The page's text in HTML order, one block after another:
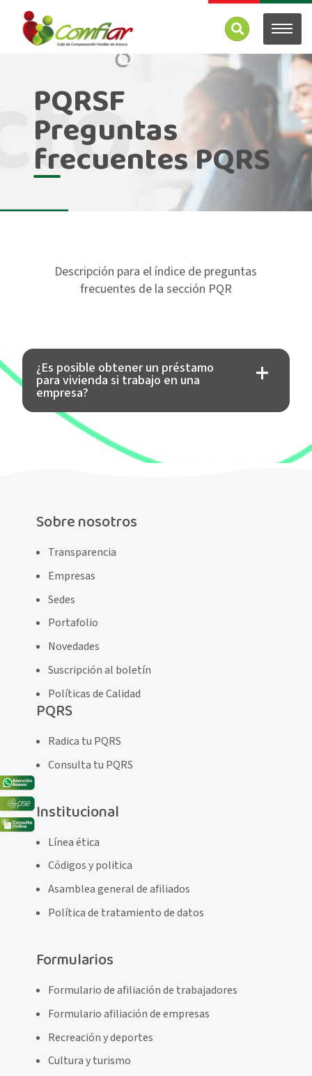
PQRSF
Preguntas
frecuentes PQRS
Descripción para el índice de preguntas
frecuentes de la sección PQR
¿Es posible obtener un préstamo
para vivienda si trabajo en una
empresa?
Sobre nosotros
Transparencia
Empresas
Sedes
Portafolio
Novedades
Suscripción al boletín
Políticas de Calidad
PQRS
Radica tu PQRS
Consulta tu PQRS
Institucional
Línea ética
Códigos y politica
Asamblea general de afiliados
Política de tratamiento de datos
Formularios
Formulario de afiliación de trabajadores
Formulario afiliación de empresas
Recreación y deportes
Cultura y turismo